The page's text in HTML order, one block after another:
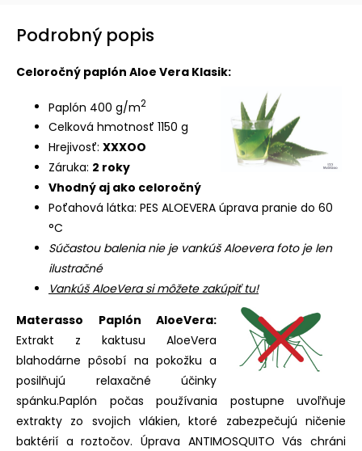
Podrobný popis
Celoročný paplón Aloe Vera Klasik:
Paplón 400 g/m2
Celková hmotnosť 1150 g
Hrejivosť: XXXOO
Záruka: 2 roky
Vhodný aj ako celoročný
Poťahová látka: PES ALOEVERA úprava pranie do 60
°C
Súčastou balenia nie je vankúš Aloevera foto je len
ilustračné
Vankúš AloeVera si môžete zakúpiť tu!
Materasso Paplón AloeVera:
Extrakt z kaktusu AloeVera
blahodárne pôsobí na pokožku a
posilňujú relaxačné účinky
spánku.Paplón počas používania postupne uvoľňuje
extrakty zo svojich vlákien, ktoré zabezpečujú ničenie
baktérií a roztočov. Úprava ANTIMOSQUITO Vás chráni